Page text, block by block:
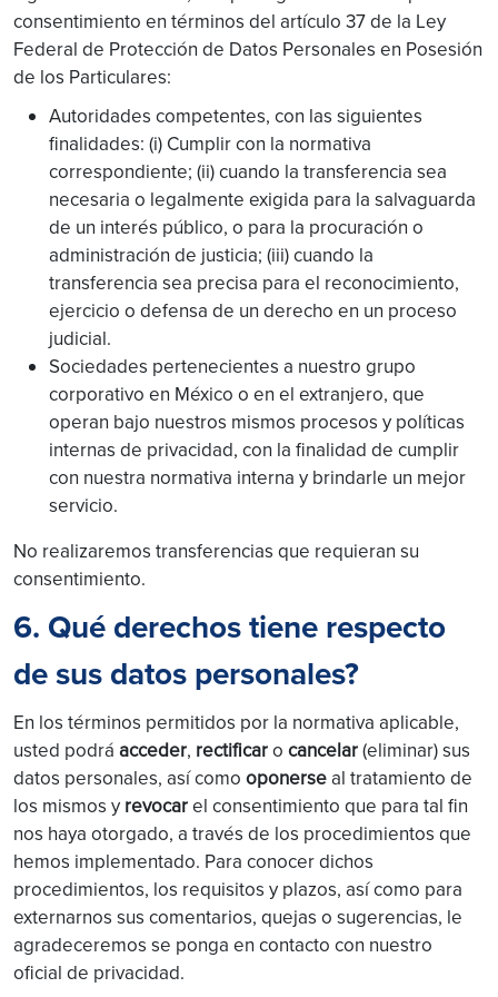
consentimiento en términos del artículo 37 de la Ley
Federal de Protección de Datos Personales en Posesión
de los Particulares:
Autoridades competentes, con las siguientes
finalidades: (i) Cumplir con la normativa
correspondiente; (ii) cuando la transferencia sea
necesaria o legalmente exigida para la salvaguarda
de un interés público, o para la procuración o
administración de justicia; (iii) cuando la
transferencia sea precisa para el reconocimiento,
ejercicio o defensa de un derecho en un proceso
judicial.
Sociedades pertenecientes a nuestro grupo
corporativo en México o en el extranjero, que
operan bajo nuestros mismos procesos y políticas
internas de privacidad, con la finalidad de cumplir
con nuestra normativa interna y brindarle un mejor
servicio.
No realizaremos transferencias que requieran su
consentimiento.
6. Qué derechos tiene respecto
de sus datos personales?
En los términos permitidos por la normativa aplicable,
usted podrá acceder, rectificaro cancelar(eliminar) sus
datos personales, así como oponerseal tratamiento de
los mismos y revocarel consentimiento que para tal fin
nos haya otorgado, a través de los procedimientos que
hemos implementado. Para conocer dichos
procedimientos, los requisitos y plazos, así como para
externarnos sus comentarios, quejas o sugerencias, le
agradeceremos se ponga en contacto con nuestro
oficial de privacidad.